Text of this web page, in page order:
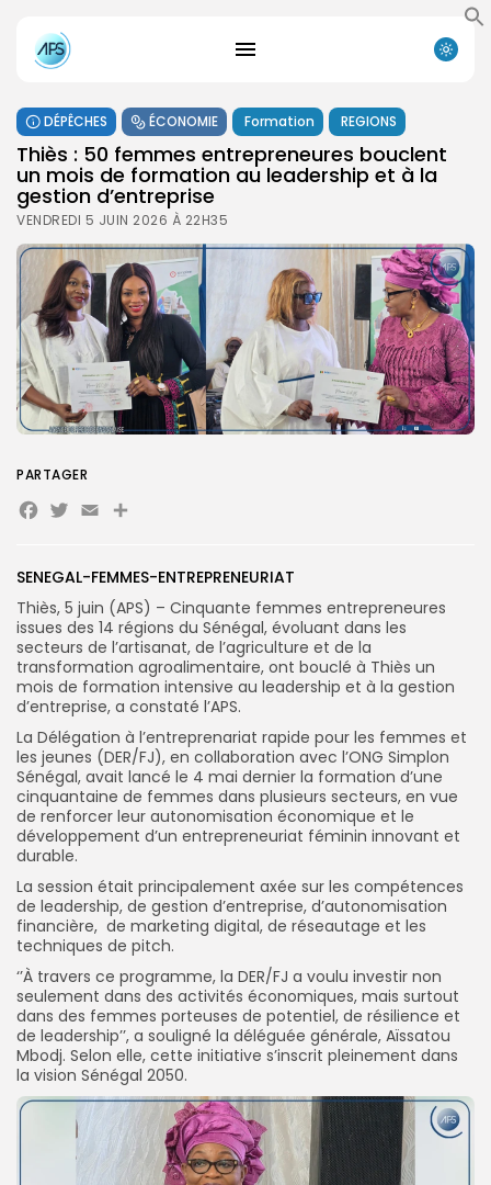
for:
FR
DÉPÊCHES ÉCONOMIE Formation REGIONS
Thiès : 50 femmes entrepreneures bouclent
un mois de formation au leadership et à la
gestion d’entreprise
VENDREDI 5 JUIN 2026 À 22H35
SENEGAL-FEMMES-ENTREPRENEURIAT
Thiès, 5 juin (APS) – Cinquante femmes entrepreneures
issues des 14 régions du Sénégal, évoluant dans les
secteurs de l’artisanat, de l’agriculture et de la
transformation agroalimentaire, ont bouclé à Thiès un
mois de formation intensive au leadership et à la gestion
d’entreprise, a constaté l’APS.
La Délégation à l’entreprenariat rapide pour les femmes et
les jeunes (DER/FJ), en collaboration avec l’ONG Simplon
Sénégal, avait lancé le 4 mai dernier la formation d’une
cinquantaine de femmes dans plusieurs secteurs, en vue
de renforcer leur autonomisation économique et le
développement d’un entrepreneuriat féminin innovant et
durable.
La session était principalement axée sur les compétences
de leadership, de gestion d’entreprise, d’autonomisation
financière, de marketing digital, de réseautage et les
techniques de pitch.
‘’À travers ce programme, la DER/FJ a voulu investir non
seulement dans des activités économiques, mais surtout
dans des femmes porteuses de potentiel, de résilience et
de leadership’’, a souligné la déléguée générale, Aïssatou
Mbodj. Selon elle, cette initiative s’inscrit pleinement dans
la vision Sénégal 2050.
PARTAGER
Facebook
Twitter
EmailPartager